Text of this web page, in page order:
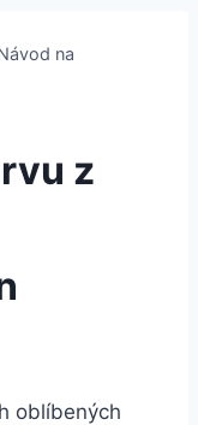
na
z
oblíbených